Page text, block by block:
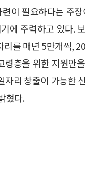
이 필요하다는 주
에 주력하고 있다.
를 매년 5만개씩,
층을 위한 지원안
리 창출이 가능한
혔다.